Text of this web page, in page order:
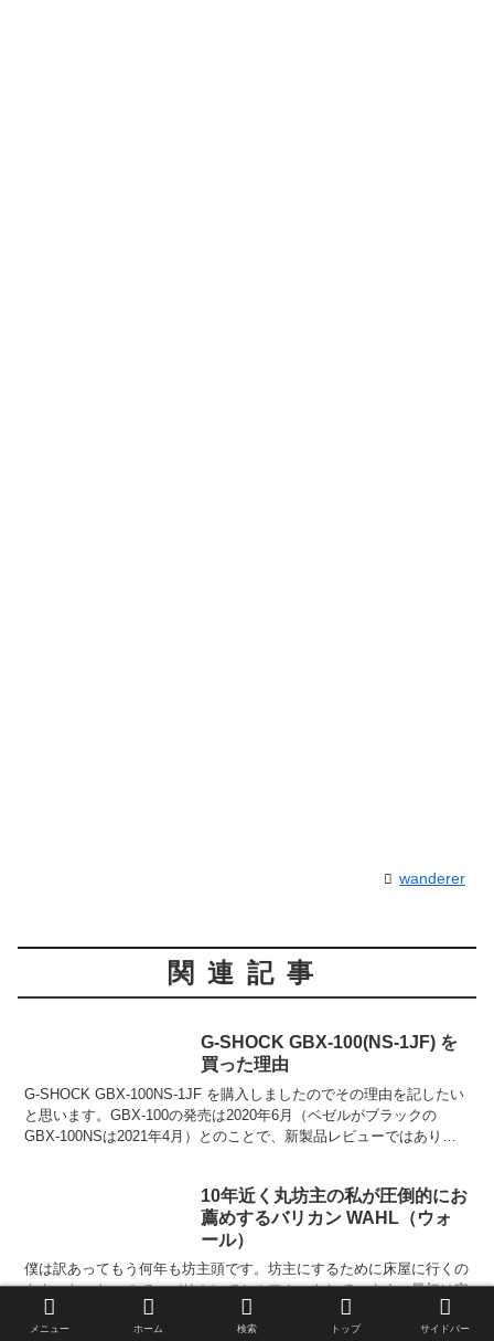
wanderer
関連記事
G-SHOCK GBX-100(NS-1JF) を
買った理由
G-SHOCK GBX-100NS-1JF を購入しましたのでその理由を記したい
と思います。GBX-100の発売は2020年6月（ベゼルがブラックの
GBX-100NSは2021年4月）とのことで、新製品レビューではありま
10年近く丸坊主の私が圧倒的にお
薦めするバリカン WAHL（ウォ
ール）
僕は訳あってもう何年も坊主頭です。坊主にするために床屋に行くの
ももったいないので、バリカンでセルフカットしています。最初は安
物のバリカンを買っては、キレが悪くなったり、故障したりで何度も
買い換えていました。壊れてしまったり充電池の寿命では仕...
メニュー ホーム 検索 トップ サイドバー